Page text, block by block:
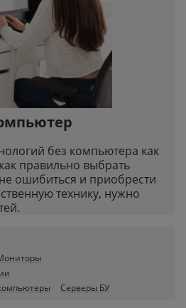
без компьютера как
правильно выбрать
ошибиться и приобрести
технику, нужно
Серверы БУ